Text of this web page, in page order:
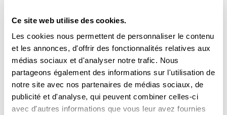
Ce site web utilise des cookies.
Les cookies nous permettent de personnaliser le contenu
et les annonces, d'offrir des fonctionnalités relatives aux
médias sociaux et d'analyser notre trafic. Nous
partageons également des informations sur l'utilisation de
notre site avec nos partenaires de médias sociaux, de
publicité et d'analyse, qui peuvent combiner celles-ci
avec d'autres informations que vous leur avez fournies